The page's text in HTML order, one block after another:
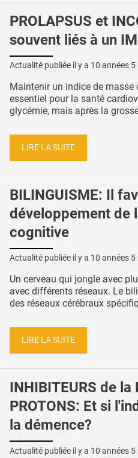
PROLAPSUS et
souvent liés à un
Actualité publiée il y a 10 années 5
Maintenir un indice de
essentiel pour la santé
glycémie, mais après la
LIRE LA SUITE
BILINGUISME: Il
développement de
cognitive
Actualité publiée il y a 10 années 5
Un cerveau qui jongle avec
avec différents réseaux. Le
des réseaux cérébraux
LIRE LA SUITE
INHIBITEURS de la
PROTONS: Et si
la démence?
Actualité publiée il y a 10 années 5